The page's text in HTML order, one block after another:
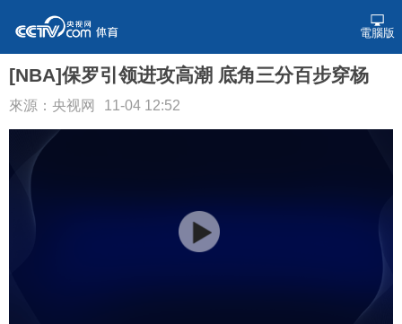
電腦版
[NBA]保罗引领进攻高潮 底角三分百步穿杨
來源：央视网 11-04 12:52